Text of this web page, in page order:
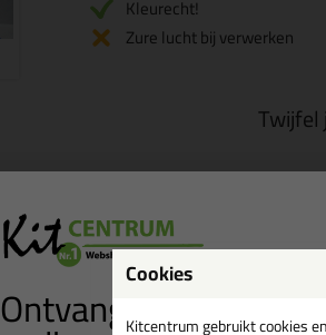
Kleurecht!
Zure lucht bij verwerken
Omschrijving
Cookies
Kitcentrum gebruikt cookies
Ontvang een